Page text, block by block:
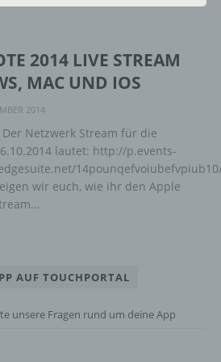
2014 LIVE STREAM
MAC UND IOS
2014
Der Netzwerk Stream für die
lautet: http://p.events-
wir euch, wie ihr den Apple
AUF TOUCHPORTAL
unsere Fragen rund um deine App
beruht auf den
durch den Europäischen
beim Erlass
(DS-GVO)
Unsere Datenschutzerklärung
als auch für
Geschäftspartner einfach